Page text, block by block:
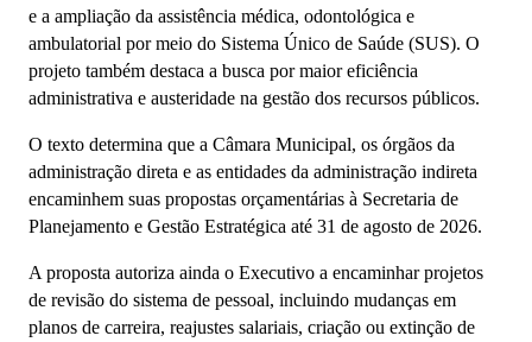
e a ampliação da assistência médica, odontológica e
ambulatorial por meio do Sistema Único de Saúde (SUS). O
projeto também destaca a busca por maior eficiência
administrativa e austeridade na gestão dos recursos públicos.
O texto determina que a Câmara Municipal, os órgãos da
administração direta e as entidades da administração indireta
encaminhem suas propostas orçamentárias à Secretaria de
Planejamento e Gestão Estratégica até 31 de agosto de 2026.
A proposta autoriza ainda o Executivo a encaminhar projetos
de revisão do sistema de pessoal, incluindo mudanças em
planos de carreira, reajustes salariais, criação ou extinção de